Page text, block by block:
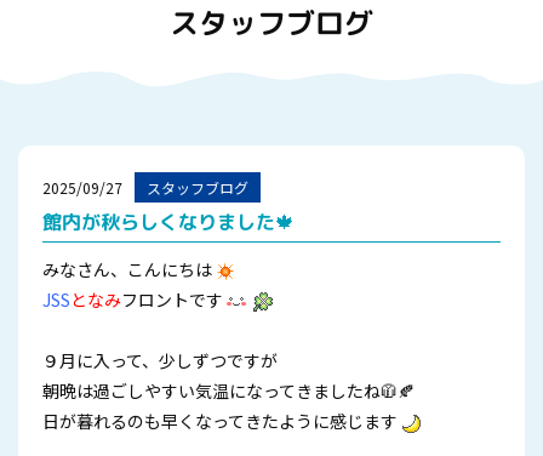
スタッフブログ
2025/09/27 スタッフブログ
館内が秋らしくなりました🍁
みなさん、こんにちは
JSSとなみフロントです
９月に入って、少しずつですが
朝晩は過ごしやすい気温になってきましたね🧥🍂
日が暮れるのも早くなってきたように感じます